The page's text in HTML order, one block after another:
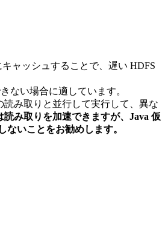
ャッシュすることで、遅い HDFS
ない場合に適しています。
み取りと並行して実行して、異な
読み取りを加速できますが、Java 仮
いことをお勧めします。